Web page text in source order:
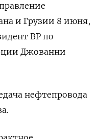
и ​Грузии 8 ​июня,
‌BP по
‌Джованни
нефтепровода